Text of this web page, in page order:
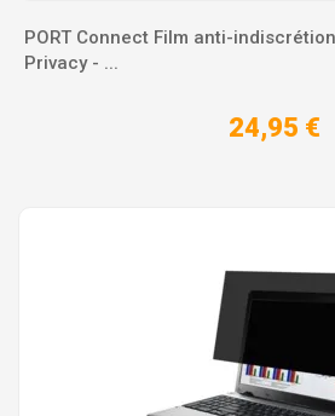
PORT Connect Film anti-
Privacy - ...
24,95 €